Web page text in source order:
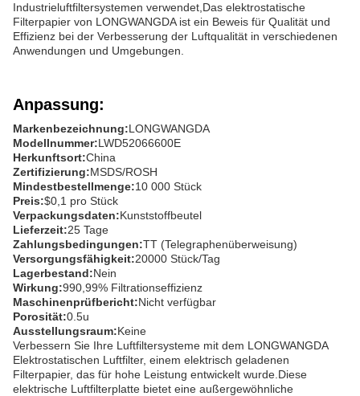
Industrieluftfiltersystemen verwendet,Das elektrostatische
Filterpapier von LONGWANGDA ist ein Beweis für Qualität und
Effizienz bei der Verbesserung der Luftqualität in verschiedenen
Anwendungen und Umgebungen.
Anpassung:
Markenbezeichnung:LONGWANGDA
Modellnummer:LWD52066600E
Herkunftsort:China
Zertifizierung:MSDS/ROSH
Mindestbestellmenge:10 000 Stück
Preis:$0,1 pro Stück
Verpackungsdaten:Kunststoffbeutel
Lieferzeit:25 Tage
Zahlungsbedingungen:TT (Telegraphenüberweisung)
Versorgungsfähigkeit:20000 Stück/Tag
Lagerbestand:Nein
Wirkung:990,99% Filtrationseffizienz
Maschinenprüfbericht:Nicht verfügbar
Porosität:0.5u
Ausstellungsraum:Keine
Verbessern Sie Ihre Luftfiltersysteme mit dem LONGWANGDA
Elektrostatischen Luftfilter, einem elektrisch geladenen
Filterpapier, das für hohe Leistung entwickelt wurde.Diese
elektrische Luftfilterplatte bietet eine außergewöhnliche